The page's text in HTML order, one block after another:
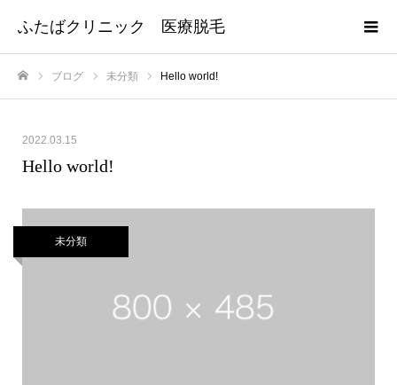
ふたばクリニック 医療脱毛
ブログ 未分類 Hello world!
2022.03.15
Hello world!
未分類